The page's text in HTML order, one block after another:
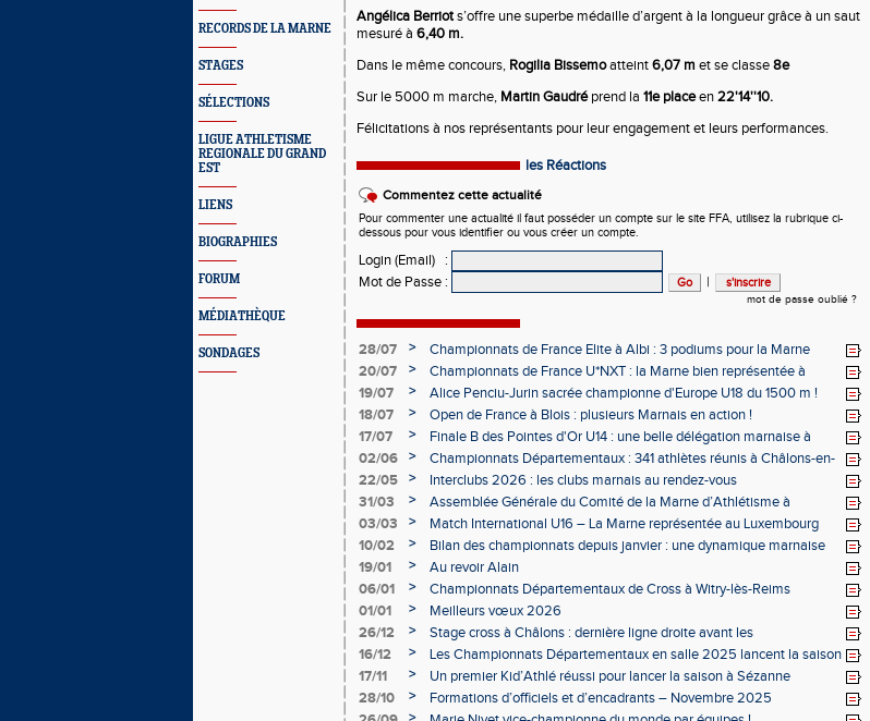
RECORDS DE LA MARNE
STAGES
SÉLECTIONS
LIGUE ATHLETISME
REGIONALE DU GRAND
EST
LIENS
BIOGRAPHIES
FORUM
MÉDIATHÈQUE
SONDAGES
Angélica Berriots’offre une superbe médaille d’argent à la longueur grâce à un saut
mesuré à 6,40 m.
Dans le même concours, Rogilia Bissemoatteint6,07 m et se classe8e
Sur le 5000 m marche, Martin Gaudréprend la 11e placeen22'14''10.
Félicitations à nos représentants pour leur engagement et leurs performances.
les Réactions
Commentez cette actualité
Pour commenter une actualité il faut posséder un compte sur le site FFA, utilisez la rubrique ci-
dessous pour vous identifier ou vous créer un compte.
Login (Email)
:
Mot de Passe : |
mot de passe oublié ?
28/07 >
Championnats de France Elite à Albi : 3 podiums pour la Marne
20/07
>
Championnats de France U*NXT : la Marne bien représentée à
Charléty
19/07 >
Alice Penciu-Jurin sacrée championne d'Europe U18 du 1500 m !
18/07
>
Open de France à Blois : plusieurs Marnais en action !
17/07
>
Finale B des Pointes d'Or U14 : une belle délégation marnaise à
Obernai
02/06 >
Championnats Départementaux : 341 athlètes réunis à Châlons-en-
Champagne
22/05 >
Interclubs 2026 : les clubs marnais au rendez-vous
31/03
>
Assemblée Générale du Comité de la Marne d’Athlétisme à
Épernay
03/03 >
Match International U16 – La Marne représentée au Luxembourg
10/02
>
Bilan des championnats depuis janvier : une dynamique marnaise
bien lancée
19/01 >
Au revoir Alain
06/01
>
Championnats Départementaux de Cross à Witry-lès-Reims
01/01
>
Meilleurs vœux 2026
26/12
>
Stage cross à Châlons : dernière ligne droite avant les
Départementaux
16/12 >
Les Championnats Départementaux en salle 2025 lancent la saison
hivernale
17/11 >
Un premier Kid’Athlé réussi pour lancer la saison à Sézanne
28/10
>
Formations d’officiels et d’encadrants – Novembre 2025